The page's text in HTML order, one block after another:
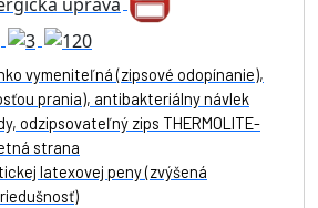
vymeniteľná (zipsové odopínanie),
prania), antibakteriálny návlek
odzipsovateľný zips THERMOLITE-
strana
latexovej peny (zvýšená